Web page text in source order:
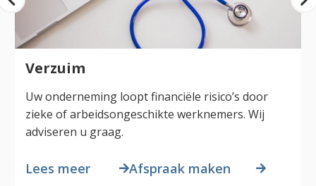
Verzuim
Uw onderneming loopt financiële risico’s door
zieke of arbeidsongeschikte werknemers. Wij
adviseren u graag.
Lees meer Afspraak maken